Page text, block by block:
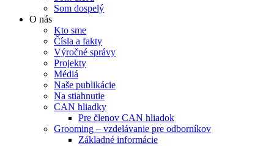
Som dospelý
O nás
Kto sme
Čísla a fakty
Výročné správy
Projekty
Médiá
Naše publikácie
Na stiahnutie
CAN hliadky
Pre členov CAN hliadok
Grooming – vzdelávanie pre odborníkov
Základné informácie